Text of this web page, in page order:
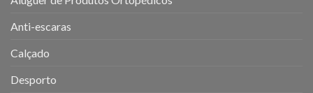
Anti-escaras
Calçado
Desporto